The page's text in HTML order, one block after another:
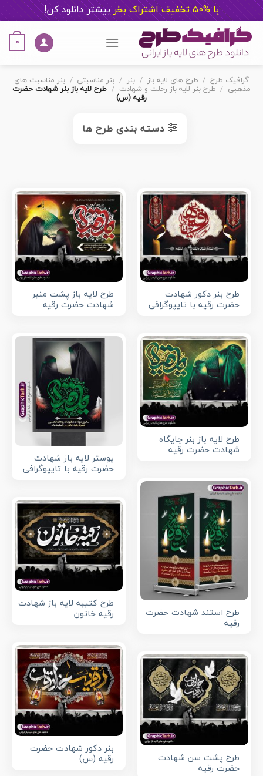
با %50 تخفیف اشتراک بخر بیشتر دانلود کن!
content
0
گرافیک طرح / طرح های لایه باز / بنر / بنر مناسبتی / بنر مناسبت های
مذهبی / طرح بنر لایه باز رحلت و شهادت / طرح لایه باز بنر شهادت حضرت
رقیه (س)
دسته بندی طرح ها
طرح بنر دکور شهادت
حضرت رقیه با تایپوگرافی
طرح لایه باز پشت منبر
شهادت حضرت رقیه
طرح لایه باز بنر جایگاه
شهادت حضرت رقیه
پوستر لایه باز شهادت
حضرت رقیه با تایپوگرافی
طرح استند شهادت حضرت
رقیه
طرح کتیبه لایه باز شهادت
رقیه خاتون
بنر دکور شهادت حضرت
رقیه (س)
طرح پشت سن شهادت
حضرت رقیه